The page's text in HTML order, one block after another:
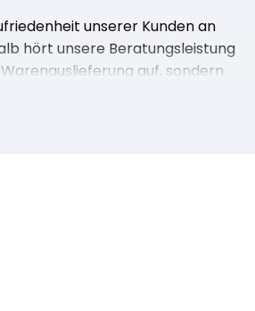
unserer Kunden an
hört unsere Beratungsleistung
auf, sondern
Sie kompetent und schnell